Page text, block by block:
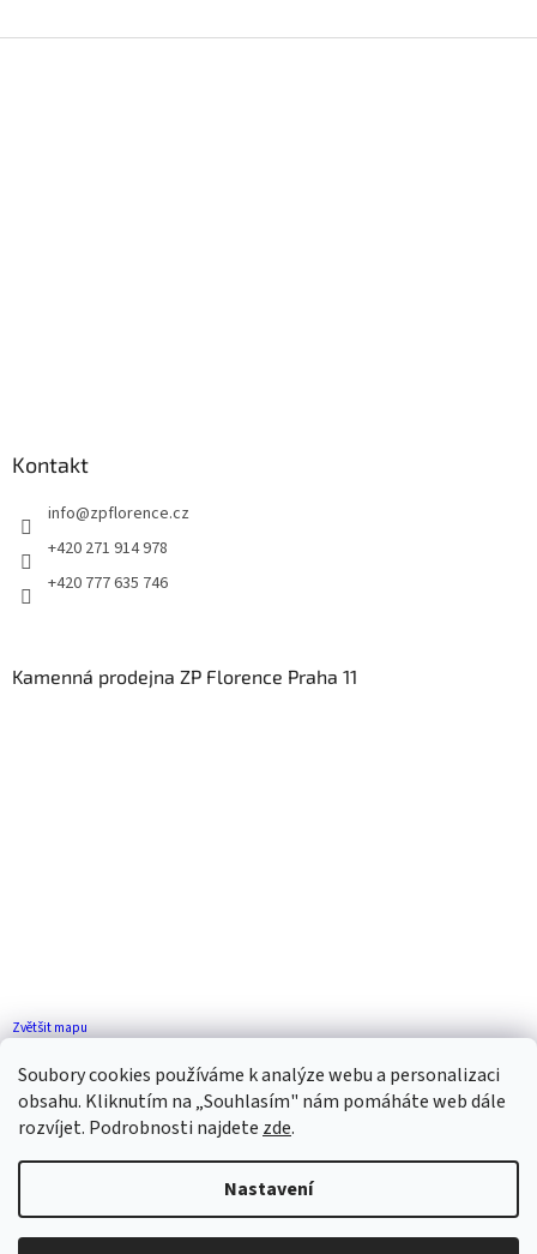
Soubory cookies používáme k analýze webu a personalizaci
obsahu. Kliknutím na „Souhlasím" nám pomáháte web dále
rozvíjet. Podrobnosti najdete zde.
Nastavení
Kontakt
info@zpflorence.cz
+420 271 914 978
+420 777 635 746
Kamenná prodejna ZP Florence Praha 11
Zvětšit mapu
Vytvořil Shoptet